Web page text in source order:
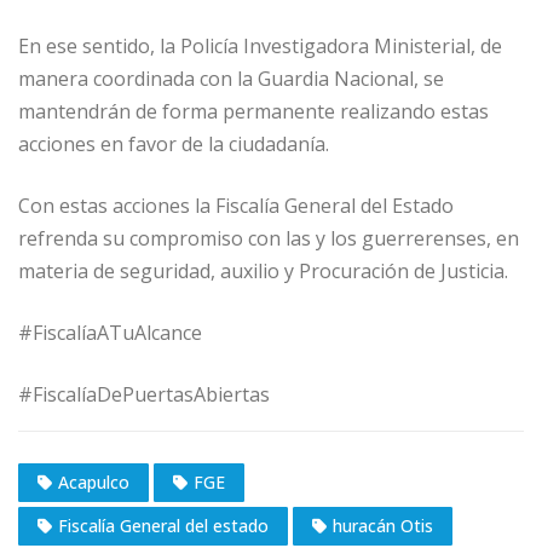
En ese sentido, la Policía Investigadora Ministerial, de
manera coordinada con la Guardia Nacional, se
mantendrán de forma permanente realizando estas
acciones en favor de la ciudadanía.
Con estas acciones la Fiscalía General del Estado
refrenda su compromiso con las y los guerrerenses, en
materia de seguridad, auxilio y Procuración de Justicia.
#FiscalíaATuAlcance
#FiscalíaDePuertasAbiertas
Acapulco
FGE
Fiscalía General del estado
huracán Otis